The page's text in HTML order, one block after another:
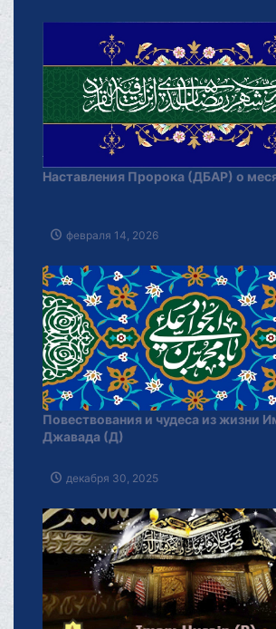
Наставления Пророка (ДБАР) о
февраля 14, 2026
Повествования и чудеса из жизни
Джавада (Д)
декабря 30, 2025